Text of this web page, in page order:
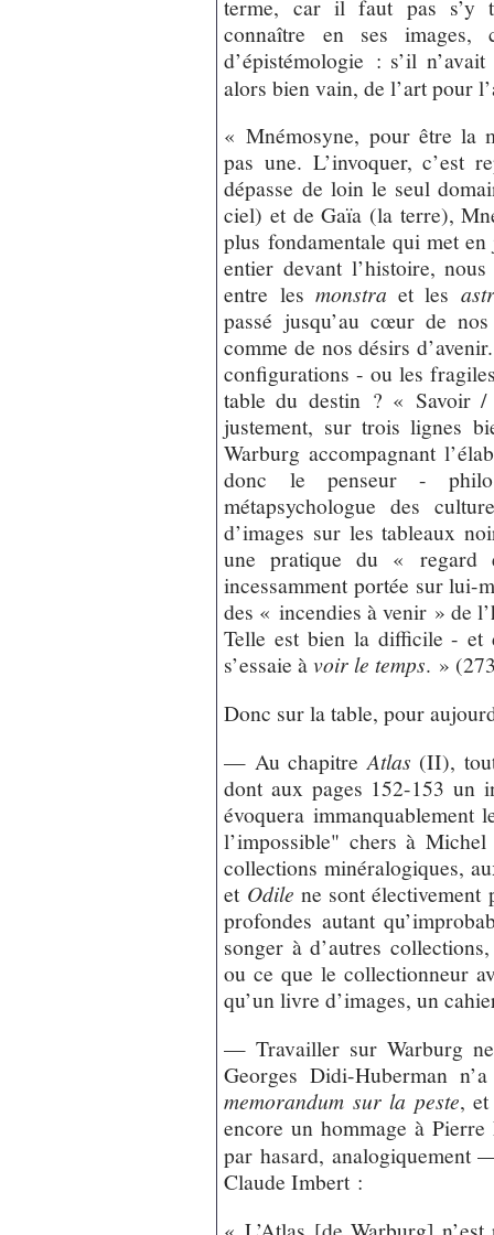
terme, car il faut pas s’y
connaître en ses images,
d’épistémologie : s’il
alors bien vain, de l’art pour
« Mnémosyne, pour être la
pas une. L’invoquer, c’est
dépasse de loin le seul
ciel) et de Gaïa (la terre),
plus fondamentale qui met
entier devant l’histoire,
entre les monstra et les
passé jusqu’au cœur de
comme de nos désirs
configurations - ou les
table du destin ? « Savoir
justement, sur trois lignes
Warburg accompagnant
donc le penseur -
métapsychologue des
d’images sur les tableaux
une pratique du «
incessamment portée sur lui-
des « incendies à venir » de
Telle est bien la difficile - et
s’essaie àvoir le temps. »
Donc sur la table, pour
— Au chapitre Atlas (II),
dont aux pages 152-153 un
évoquera immanquablement
l’impossible" chers à
collections minéralogiques,
et Odile ne sont
profondes autant
songer à d’autres
ou ce que le collectionneur
qu’un livre d’images, un
— Travailler sur Warburg
Georges Didi-Huberman
memorandum sur la peste,
encore un hommage à Pierre
par hasard,
Claude Imbert :
« L’Atlas [de Warburg]